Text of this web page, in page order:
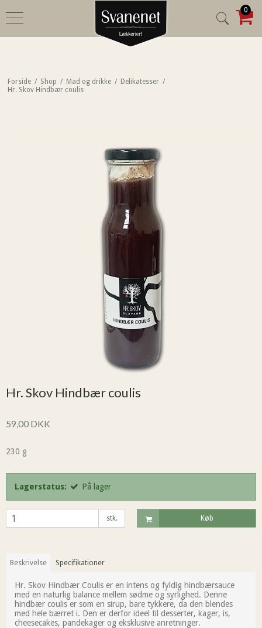
0
Forside / Shop / Mad og drikke / Delikatesser /
Hr. Skov Hindbær coulis
Hr. Skov Hindbær coulis
59,00 DKK
230 g
Lagerstatus: På lager
stk. Køb
Beskrivelse Specifikationer
Hr. Skov Hindbær Coulis er en intens og fyldig hindbærsauce
med en naturlig balance mellem sødme og syrlighed. Denne
hindbær coulis er som en sirup, bare tykkere, da den blendes
med hele bærret i. Den er derfor ideel til desserter, kager, is,
cheesecakes, pandekager og eksklusive anretninger.